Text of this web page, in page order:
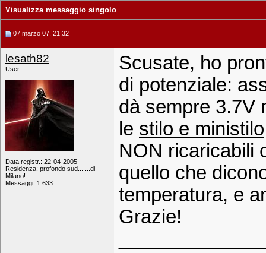
Visualizza messaggio singolo
07 marzo 07, 21:32
lesath82
User
Data registr.: 22-04-2005
Residenza: profondo sud... ...di
Milano!
Messaggi: 1.633
Scusate, ho
di potenziale:
dà sempre 3.7V
le stilo e ministilo
NON ricaricabili
quello che
temperatura, e
Grazie!